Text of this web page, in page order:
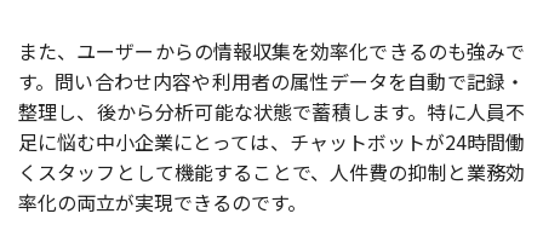
また、ユーザーからの情報収集を効率化できるのも強みで
す。問い合わせ内容や利用者の属性データを自動で記録・
整理し、後から分析可能な状態で蓄積します。特に人員不
足に悩む中小企業にとっては、チャットボットが24時間働
くスタッフとして機能することで、人件費の抑制と業務効
率化の両立が実現できるのです。